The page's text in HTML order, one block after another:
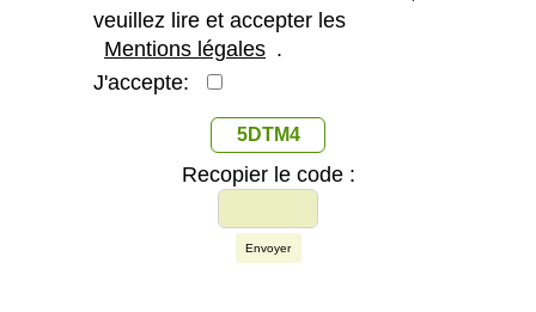
veuillez lire et accepter les
Mentions légales .
J'accepte:
5DTM4
Recopier le code :
Envoyer